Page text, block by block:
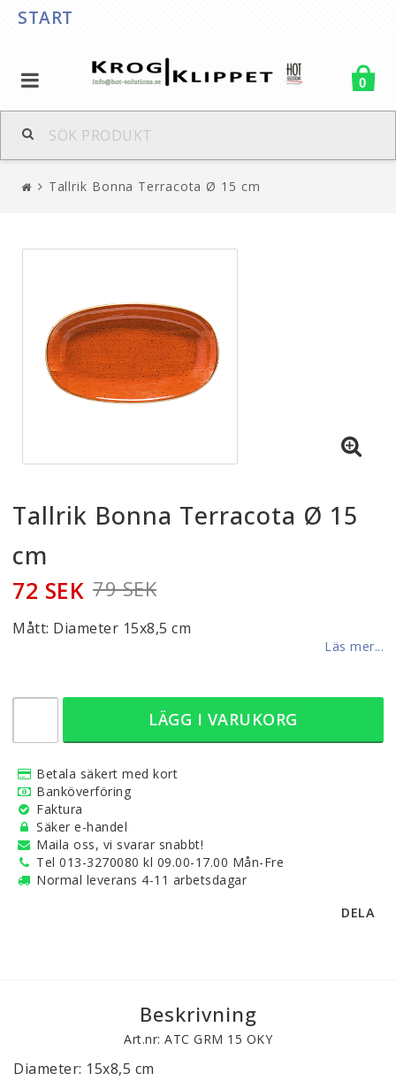
START
0
Tallrik Bonna Terracota Ø 15 cm
Tallrik Bonna Terracota Ø 15
cm
79 SEK
72 SEK
Mått: Diameter 15x8,5 cm
Läs mer...
LÄGG I VARUKORG
Betala säkert med kort
Banköverföring
Faktura
Säker e-handel
Maila oss, vi svarar snabbt!
Tel 013-3270080 kl 09.00-17.00 Mån-Fre
Normal leverans 4-11 arbetsdagar
DELA
Beskrivning
Art.nr: ATC GRM 15 OKY
Diameter: 15x8,5 cm